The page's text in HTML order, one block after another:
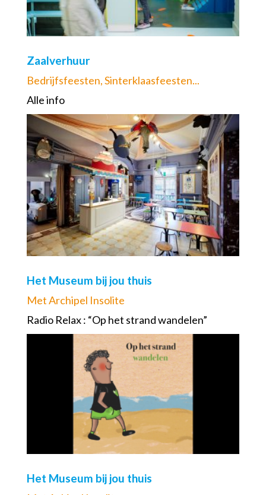
Zaalverhuur
Bedrijfsfeesten, Sinterklaasfeesten...
Alle info
Het Museum bij jou thuis
Met Archipel Insolite
Radio Relax : “Op het strand wandelen”
Het Museum bij jou thuis